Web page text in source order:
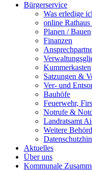
Bürgerservice
Was erledige
online
Planen / Bauen
Finanzen
Kummerkasten
Satzungen &
Ver- und
Bauhöfe
Feuerwehr,
Notrufe &
Landratsamt
Weitere
Aktuelles
Über uns
Kommunale